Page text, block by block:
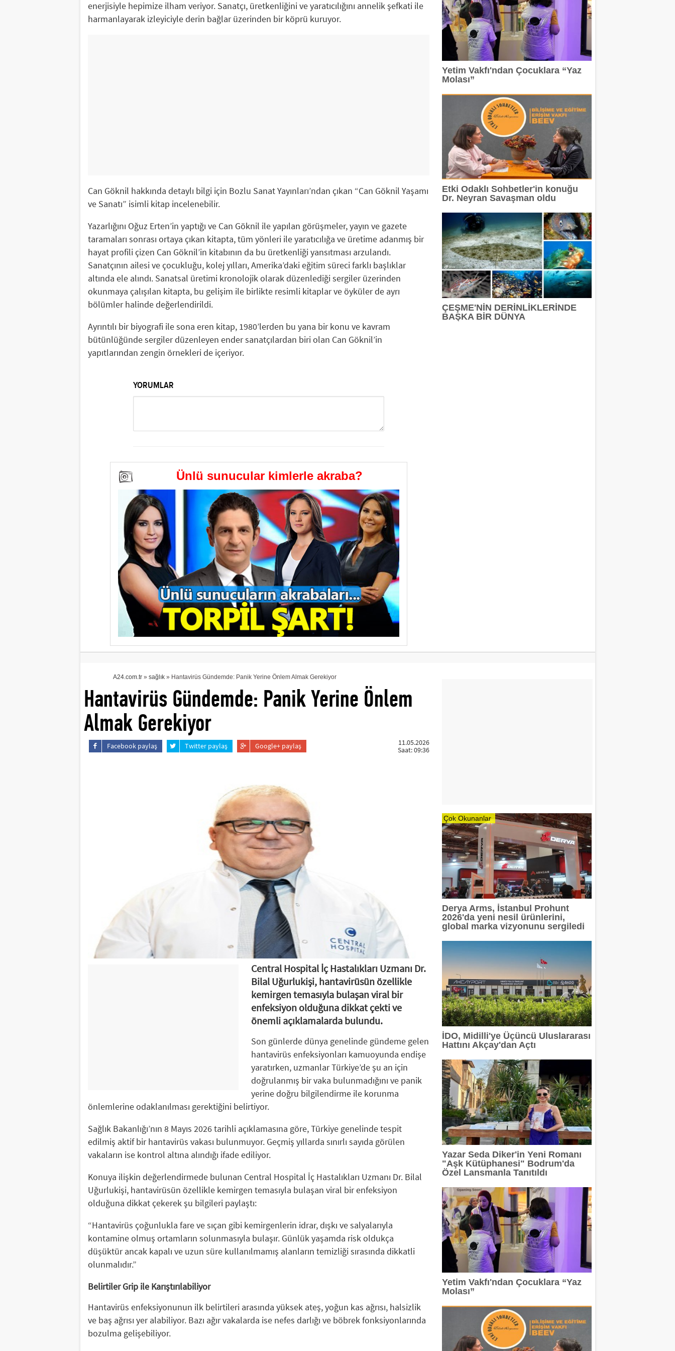
enerjisiyle hepimize ilham veriyor. Sanatçı, üretkenliğini ve yaratıcılığını annelik şefkati ile
harmanlayarak izleyiciyle derin bağlar üzerinden bir köprü kuruyor.
Can Göknil hakkında detaylı bilgi için Bozlu Sanat Yayınları’ndan çıkan “Can Göknil Yaşamı
ve Sanatı” isimli kitap incelenebilir.
Yazarlığını Oğuz Erten’in yaptığı ve Can Göknil ile yapılan görüşmeler, yayın ve gazete
taramaları sonrası ortaya çıkan kitapta, tüm yönleri ile yaratıcılığa ve üretime adanmış bir
hayat profili çizen Can Göknil’in kitabının da bu üretkenliği yansıtması arzulandı.
Sanatçının ailesi ve çocukluğu, kolej yılları, Amerika’daki eğitim süreci farklı başlıklar
altında ele alındı. Sanatsal üretimi kronolojik olarak düzenlediği sergiler üzerinden
okunmaya çalışılan kitapta, bu gelişim ile birlikte resimli kitaplar ve öyküler de ayrı
bölümler halinde değerlendirildi.
Ayrıntılı bir biyografi ile sona eren kitap, 1980’lerden bu yana bir konu ve kavram
bütünlüğünde sergiler düzenleyen ender sanatçılardan biri olan Can Göknil’in
yapıtlarından zengin örnekleri de içeriyor.
YORUMLAR
Ünlü sunucular kimlerle akraba?
Yetim Vakfı'ndan Çocuklara “Yaz
Molası”
Etki Odaklı Sohbetler'in konuğu
Dr. Neyran Savaşman oldu
ÇEŞME'NİN DERİNLİKLERİNDE
BAŞKA BİR DÜNYA
Hantavirüs Gündemde: Panik Yerine Önlem
Almak Gerekiyor
A24.com.tr» sağlık» Hantavirüs Gündemde: Panik Yerine Önlem Almak Gerekiyor
Facebook paylaş Twitter paylaş Google+ paylaş
11.05.2026
Saat: 09:36
Central Hospital İç Hastalıkları Uzmanı Dr.
Bilal Uğurlukişi, hantavirüsün özellikle
kemirgen temasıyla bulaşan viral bir
enfeksiyon olduğuna dikkat çekti ve
önemli açıklamalarda bulundu.
Son günlerde dünya genelinde gündeme gelen
hantavirüs enfeksiyonları kamuoyunda endişe
yaratırken, uzmanlar Türkiye’de şu an için
doğrulanmış bir vaka bulunmadığını ve panik
yerine doğru bilgilendirme ile korunma
önlemlerine odaklanılması gerektiğini belirtiyor.
Sağlık Bakanlığı’nın 8 Mayıs 2026 tarihli açıklamasına göre, Türkiye genelinde tespit
edilmiş aktif bir hantavirüs vakası bulunmuyor. Geçmiş yıllarda sınırlı sayıda görülen
vakaların ise kontrol altına alındığı ifade ediliyor.
Konuya ilişkin değerlendirmede bulunan Central Hospital İç Hastalıkları Uzmanı Dr. Bilal
Uğurlukişi, hantavirüsün özellikle kemirgen temasıyla bulaşan viral bir enfeksiyon
olduğuna dikkat çekerek şu bilgileri paylaştı:
“Hantavirüs çoğunlukla fare ve sıçan gibi kemirgenlerin idrar, dışkı ve salyalarıyla
kontamine olmuş ortamların solunmasıyla bulaşır. Günlük yaşamda risk oldukça
düşüktür ancak kapalı ve uzun süre kullanılmamış alanların temizliği sırasında dikkatli
olunmalıdır.”
Belirtiler Grip ile Karıştırılabiliyor
Hantavirüs enfeksiyonunun ilk belirtileri arasında yüksek ateş, yoğun kas ağrısı, halsizlik
ve baş ağrısı yer alabiliyor. Bazı ağır vakalarda ise nefes darlığı ve böbrek fonksiyonlarında
bozulma gelişebiliyor.
Çok Okunanlar
Derya Arms, İstanbul Prohunt
2026'da yeni nesil ürünlerini,
global marka vizyonunu sergiledi
İDO, Midilli'ye Üçüncü Uluslararası
Hattını Akçay'dan Açtı
Yazar Seda Diker'in Yeni Romanı
"Aşk Kütüphanesi" Bodrum'da
Özel Lansmanla Tanıtıldı
Yetim Vakfı'ndan Çocuklara “Yaz
Molası”